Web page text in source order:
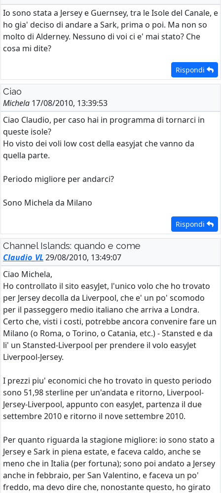
Io sono stata a Jersey e Guernsey, tra le Isole del Canale, e
ho gia' deciso di andare a Sark, prima o poi. Ma non so
molto di Alderney. Nessuno di voi ci e' mai stato? Che
cosa mi dite?
Rispondi
Ciao
Michela 17/08/2010, 13:39:53
Ciao Claudio, per caso hai in programma di tornarci in
queste isole?
Ho visto dei voli low cost della easyjat che vanno da
quella parte.
Periodo migliore per andarci?
Sono Michela da Milano
Rispondi
Channel Islands: quando e come
Claudio_VL29/08/2010, 13:49:07
Ciao Michela,
Ho controllato il sito easyJet, l'unico volo che ho trovato
per Jersey decolla da Liverpool, che e' un po' scomodo
per il passeggero medio italiano che arriva a Londra.
Certo che, visti i costi, potrebbe ancora convenire fare un
Milano (o Roma, o Torino, o Catania, etc.) - Stansted e da
li' un Stansted-Liverpool per prendere il volo easyJet
Liverpool-Jersey.
I prezzi piu' economici che ho trovato in questo periodo
sono 51,98 sterline per un'andata e ritorno, Liverpool-
Jersey-Liverpool, appunto con easyJet, partenza il due
settembre 2010 e ritorno il nove settembre 2010.
Per quanto riguarda la stagione migliore: io sono stato a
Jersey e Sark in piena estate, e faceva caldo, anche se
meno che in Italia (per fortuna); sono poi andato a Jersey
anche in febbraio, per San Valentino, e faceva un po'
freddo, ma devo dire che, nonostante questo, ho girato